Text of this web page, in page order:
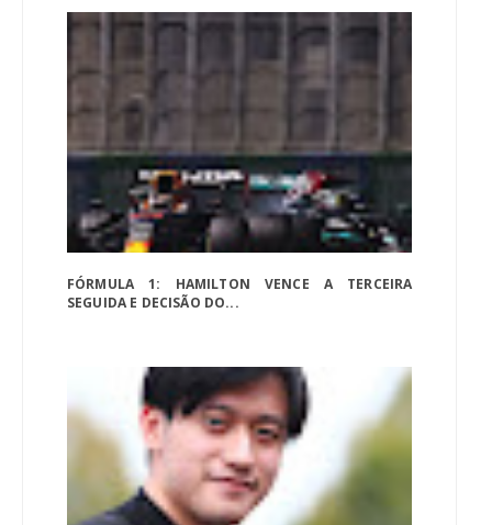
FÓRMULA 1: HAMILTON VENCE A TERCEIRA
SEGUIDA E DECISÃO DO...